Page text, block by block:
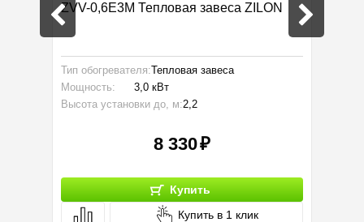
ZVV-0,6Е3M Тепловая завеса ZILON
Тип обогревателя:Тепловая завеса
Мощность:
3,0 кВт
Высота установки до, м:2,2
8 330
Купить
Купить в 1 клик